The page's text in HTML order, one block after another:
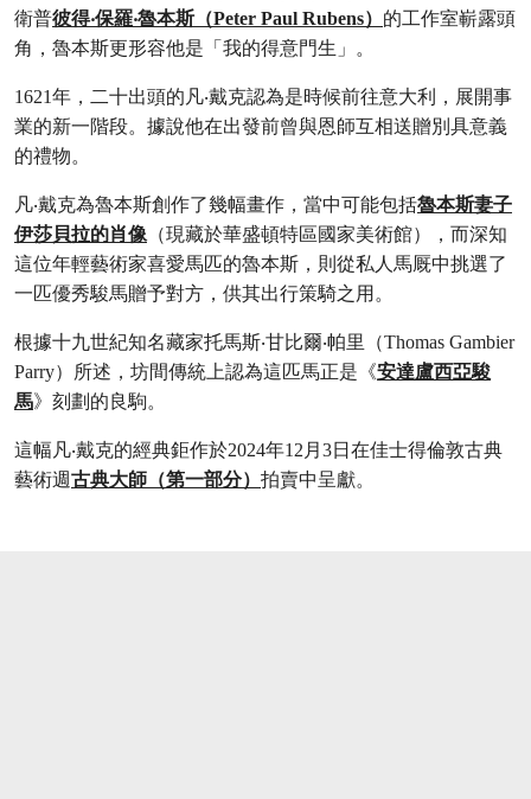
衛普彼得‧保羅‧魯本斯（Peter Paul Rubens） 的工作室嶄露頭
角，魯本斯更形容他是「我的得意門生」。
1621年，二十出頭的凡‧戴克認為是時候前往意大利，展開事
業的新一階段。據說他在出發前曾與恩師互相送贈別具意義
的禮物。
凡‧戴克為魯本斯創作了幾幅畫作，當中可能包括魯本斯妻子
伊莎貝拉的肖像 （現藏於華盛頓特區國家美術館），而深知
這位年輕藝術家喜愛馬匹的魯本斯，則從私人馬厩中挑選了
一匹優秀駿馬贈予對方，供其出行策騎之用。
根據十九世紀知名藏家托馬斯‧甘比爾‧帕里（Thomas Gambier
Parry）所述，坊間傳統上認為這匹馬正是《安達盧西亞駿
馬》刻劃的良駒。
這幅凡‧戴克的經典鉅作於2024年12月3日在佳士得倫敦古典
藝術週古典大師（第一部分） 拍賣中呈獻。